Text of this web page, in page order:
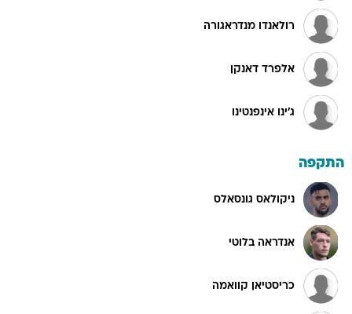
רולאנדו מנדראגורה
אלפרד דאנקן
ג'ינו אינפנטינו
התקפה
ניקולאס גונסאלס
אנדראה בלוטי
כריסטיאן קוואמה